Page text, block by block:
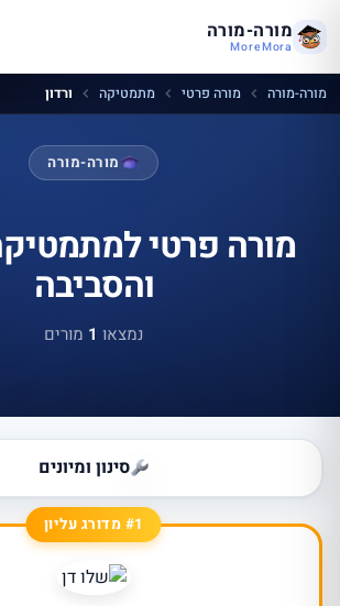
מורה-מורה
MoreMora
מורה-מורה מורה פרטי מתמטיקה ורדון
מורה-מורה
מורה פרטי
והסביבה
נמצאו 1 מורים
סינון ומיונים
#1 מדורג עליון